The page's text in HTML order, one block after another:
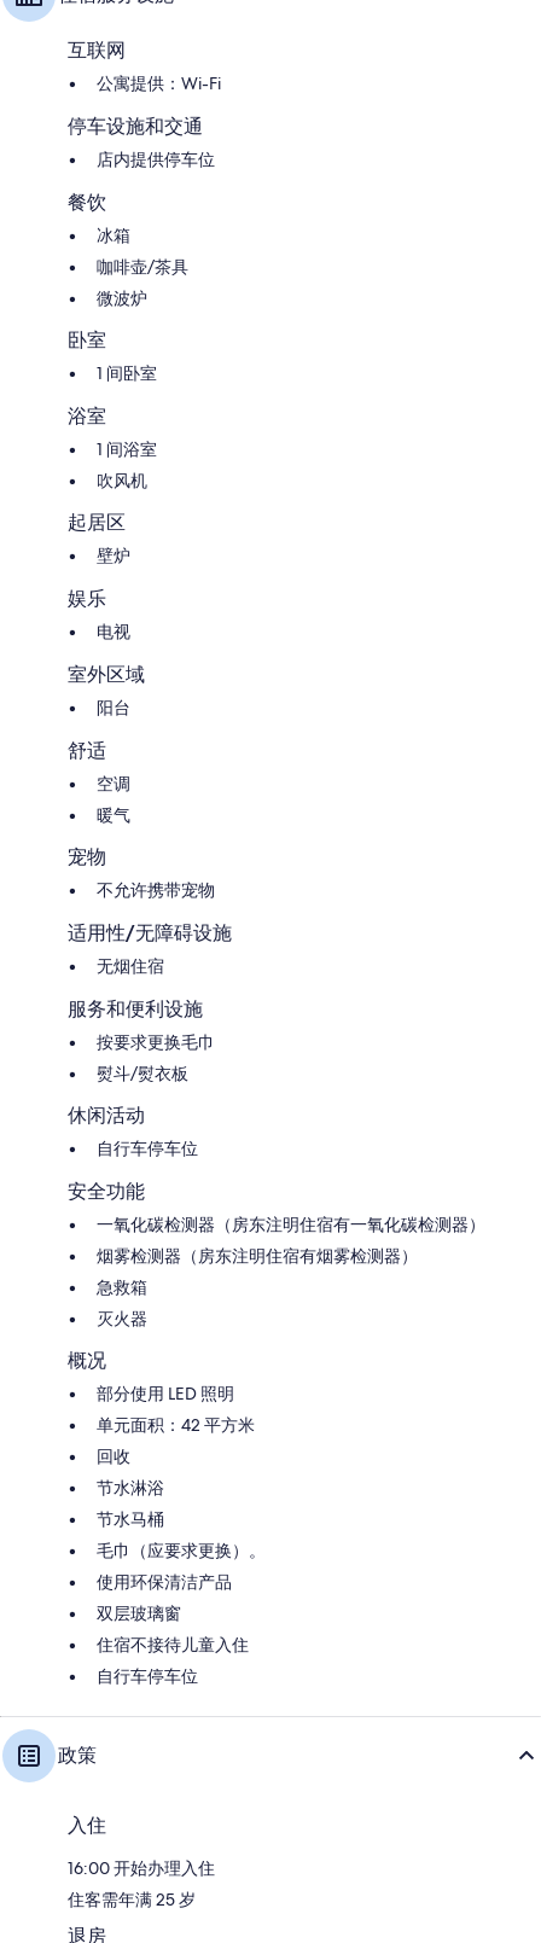
This unit is a private unit. It has its own entrance that is private. This unit
does not share a space with anyone else. When you rent this unit, you
are renting a private residential space just like a condo or an apartment.
You are provided free parking just steps from your unit.
I do try and let my guest take the lead in conversation, but I am always
close by. Just send me a quick message with any questions that you may
have and I will get right back to you.
Small community of private and rental homes. Paved roads and
with children.. You can ride bikes or drive to Ennis’s downtown Main
Street. If you like to walk, you can grab a coffee, something to eat or
drink all within walking distance. The summer months are warm with a
cool breeze. But… remember that Montana’s weather can change in 5
minutes, so pack accordingly.
We are 420 Friendly, but we do not allow any smoking or vaping
indoors. We have several nice, private area for you to sit and relax. If you
would like to try some of our local products, just reach out and we will
point you in the right direction. We aim to make your stay as chill as
*** Montana is a cannabis friendly state (medical & recreational). We
want for you to enjoy your stay with us, so we have provided lots of
outdoor areas for you to sit and relax. We DO NOT allow smoking in our
units. Please refrain from all smoking and vaping. Thank you 😊
互联网
公寓提供：Wi-Fi
停车设施和交通
店内提供停车位
餐饮
冰箱
咖啡壶/茶具
微波炉
卧室
1 间卧室
浴室
1 间浴室
吹风机
起居区
壁炉
娱乐
电视
室外区域
阳台
舒适
空调
暖气
宠物
不允许携带宠物
适用性/无障碍设施
无烟住宿
服务和便利设施
按要求更换毛巾
熨斗/熨衣板
休闲活动
自行车停车位
安全功能
一氧化碳检测器（房东注明住宿有一氧化碳检测器）
烟雾检测器（房东注明住宿有烟雾检测器）
急救箱
灭火器
概况
部分使用 LED 照明
单元面积：42 平方米
回收
节水淋浴
节水马桶
毛巾（应要求更换）。
使用环保清洁产品
双层玻璃窗
住宿不接待儿童入住
自行车停车位
政策
入住
16:00 开始办理入住
住客需年满 25 岁
退房